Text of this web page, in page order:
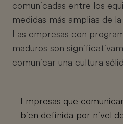
comunicadas entre los
medidas más amplias de
Las empresas con
maduros son
comunicar una cultura
Empresas que
bien definida por nivel